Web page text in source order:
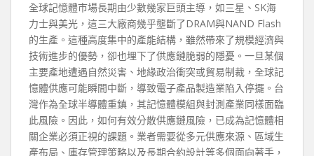
全球記憶體市場長期由少數幾家巨頭主導，如三星、SK海
力士與美光，這三大廠商幾乎壟斷了DRAM與NAND Flash
的生產。這種高度集中的產能結構，雖然帶來了規模經濟與
技術進步的優勢，卻也埋下了供應鏈脆弱的隱憂。一旦某個
主要產地遭遇自然災害、地緣政治衝突或貿易制裁，全球記
憶體供應可能瞬間中斷，導致電子產品製造業陷入停擺。台
灣作為全球半導體重鎮，其記憶體模組與封測產業同樣面臨
此風險。因此，如何有效分散供應鏈風險，已成為記憶體相
關企業必須正視的課題。業者需要從多元供應來源、區域生
產布局、庫存管理策略以及長期合約設計等多個面向著手，